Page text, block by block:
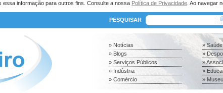
essa informação para outros fins. Consulte a nossa Política de Privacidade . Ao navegar
PESQUISAR
» Notícias
» Blogs
» Serviços Públicos
» Indústria
» Comércio
» Saúde
»
»
»
»